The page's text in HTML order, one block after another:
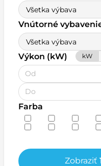
Všetka výbava
Vnútorné
Všetka výbava
Výkon (kW) kW
Farba
Zobraziť